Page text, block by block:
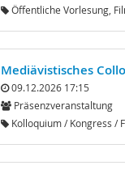
Öffentliche Vorlesung,
Mediävistisches
09.12.2026 17:15
Präsenzveranstaltung
Kolloquium / Kongress /